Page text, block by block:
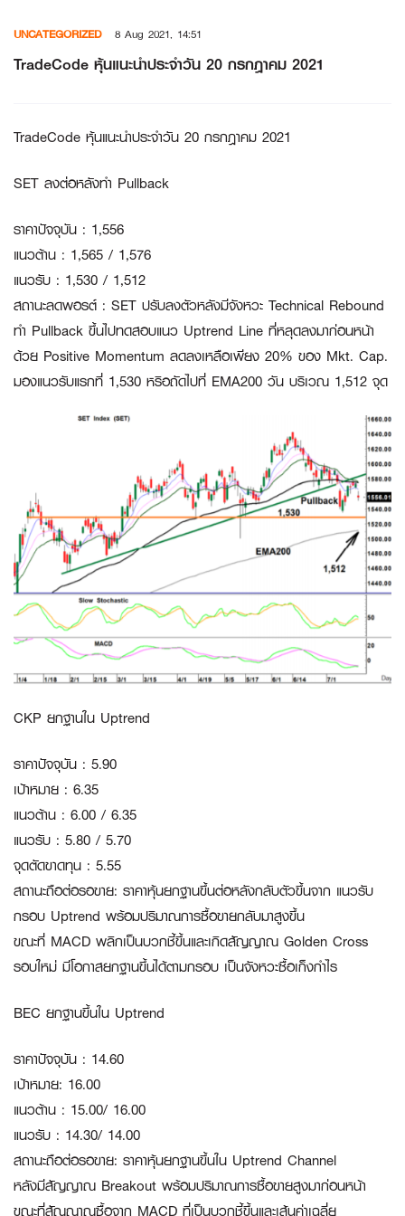
content
UNCATEGORIZED 8 Aug 2021, 14:51
TradeCode หุ้นแนะนำประจำวัน 20 กรกฎาคม 2021
TradeCode หุ้นแนะนำประจำวัน 20 กรกฎาคม 2021
SET ลงต่อหลังทำ Pullback
ราคาปัจจุบัน : 1,556
แนวต้าน : 1,565 / 1,576
แนวรับ : 1,530 / 1,512
สถานะลดพอรต์ : SET ปรับลงตัวหลังมีจังหวะ Technical Rebound
ทํา Pullback ขึ้นไปทดสอบแนว Uptrend Line ที่หลุดลงมาก่อนหน้า
ด้วย Positive Momentum ลดลงเหลือเพียง 20% ของ Mkt. Cap.
มองแนวรับแรกที่ 1,530 หริอถัดไปที่ EMA200 วัน บริเวณ 1,512 จุด
CKP ยกฐานใน Uptrend
ราคาปัจจุบัน : 5.90
เป้าหมาย : 6.35
แนวต้าน : 6.00 / 6.35
แนวรับ : 5.80 / 5.70
จุดตัดขาดทุน : 5.55
สถานะถือต่อรอขาย: ราคาหุ้นยกฐานขึ้นต่อหลังกลับตัวขึ้นจาก แนวรับ
กรอบ Uptrend พร้อมปริมาณการซื้อขายกลับมาสูงขึ้น
ขณะที่ MACD พลิกเป็นบวกชี้ขึ้นและเกิดสัญญาณ Golden Cross
รอบใหม่ มีโอกาสยกฐานขึ้นได้ตามกรอบ เป็นจังหวะซื้อเก็งกำไร
BEC ยกฐานขึ้นใน Uptrend
ราคาปัจจุบัน : 14.60
เป้าหมาย: 16.00
แนวต้าน : 15.00/ 16.00
แนวรับ : 14.30/ 14.00
สถานะถือต่อรอขาย: ราคาหุ้นยกฐานขึ้นใน Uptrend Channel
หลังมีสัญญาณ Breakout พร้อมปริมาณการซื้อขายสูงมาก่อนหน้า
ขณะที่สัญญาณซื้อจาก MACD ที่เป็นบวกชี้ขึ้นและเส้นค่าเฉลี่ย